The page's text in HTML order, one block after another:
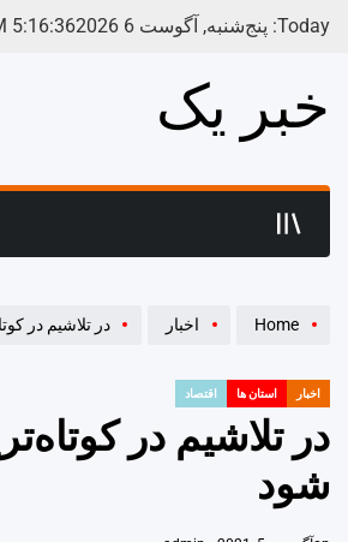
Today: پنج‌شنبه, آگوست 6 2026 5:16:37
خبر یک
Home اخبار در تلاشیم در
POSTED
اخبار استان ها اقتصاد
در تلاشیم در
شود